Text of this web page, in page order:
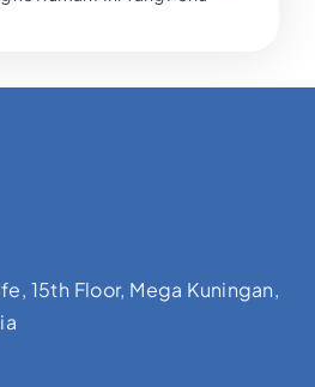
15th Floor, Mega Kuningan,